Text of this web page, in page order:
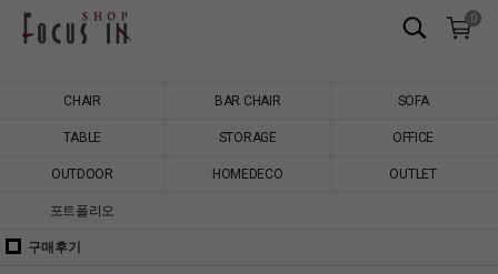
0
CHAIR BAR CHAIR SOFA
TABLE STORAGE OFFICE
OUTDOOR HOMEDECO OUTLET
포트폴리오
구매후기